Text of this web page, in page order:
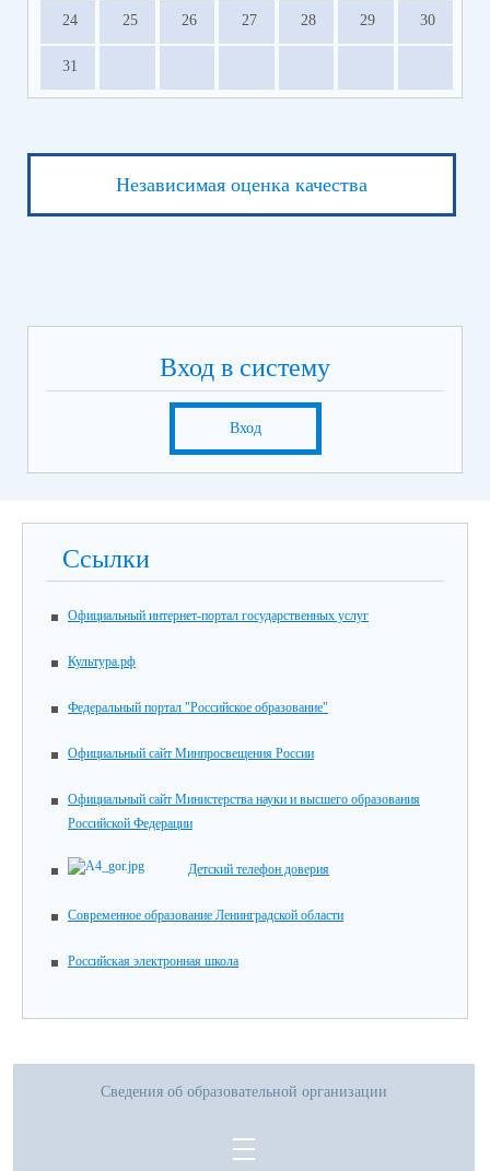
24 25 26 27 28 29 30
31
Независимая оценка качества
Вход в систему
Вход
Ссылки
Официальный интернет-портал государственных услуг
Культура.рф
Федеральный портал "Российское образование"
Официальный сайт Минпросвещения России
Официальный сайт Министерства науки и высшего образования
Российской Федерации
Детский телефон доверия
Современное образование Ленинградской области
Российская электронная школа
Сведения об образовательной организации